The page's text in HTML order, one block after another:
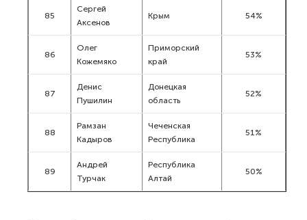
85
Сергей
Аксенов
Крым 54%
86
Олег
Кожемяко
Приморский
край
53%
87
Денис
Пушилин
Донецкая
область
52%
88
Рамзан
Кадыров
Чеченская
Республика
51%
89
Андрей
Турчак
Республика
Алтай
50%